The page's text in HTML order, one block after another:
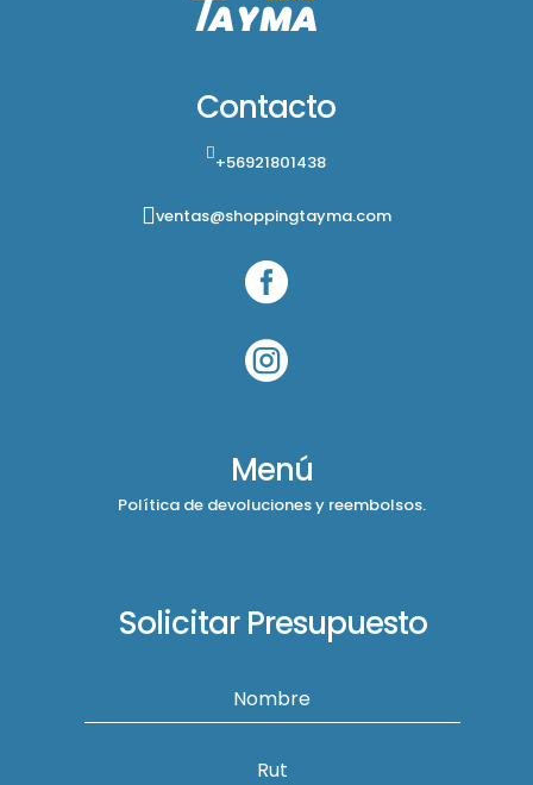
Contacto
+56921801438
ventas@shoppingtayma.com


Menú
Política de devoluciones y reembolsos.
Solicitar Presupuesto
Nombre
Rut